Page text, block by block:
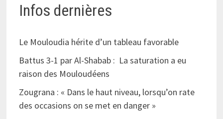
Infos dernières
Le Mouloudia hérite d’un tableau favorable
Battus 3-1 par Al-Shabab : La saturation a eu
raison des Mouloudéens
Zougrana : « Dans le haut niveau, lorsqu’on rate
des occasions on se met en danger »